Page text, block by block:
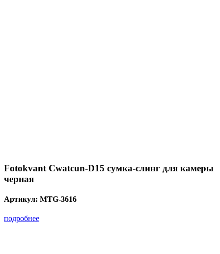
Fotokvant Cwatcun-D15 сумка-слинг для камеры
черная
Артикул: MTG-3616
подробнее